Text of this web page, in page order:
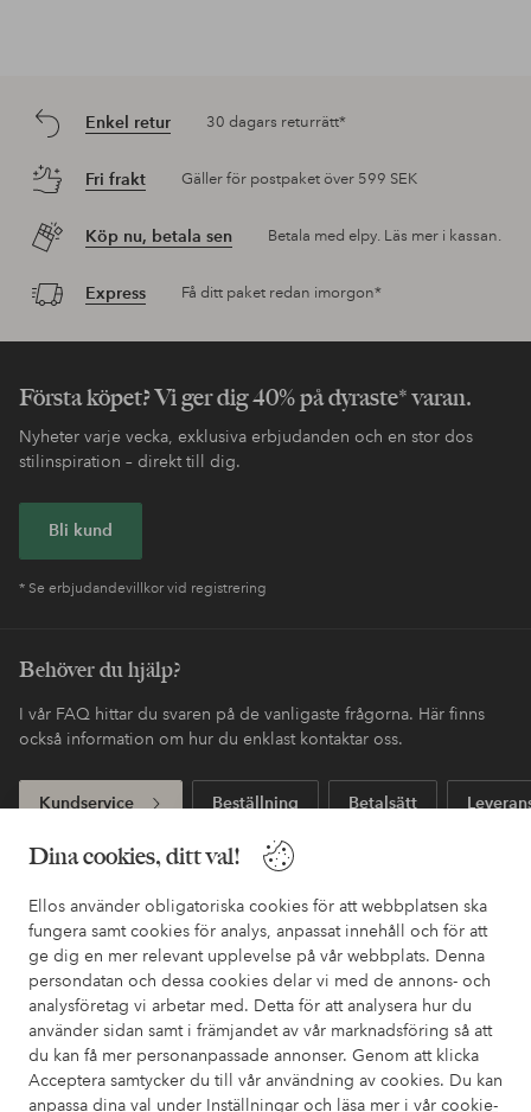
Dina cookies, ditt val!
Ellos använder obligatoriska cookies för att webbplatsen ska
fungera samt cookies för analys, anpassat innehåll och för att
ge dig en mer relevant upplevelse på vår webbplats. Denna
persondatan och dessa cookies delar vi med de annons- och
analysföretag vi arbetar med. Detta för att analysera hur du
använder sidan samt i främjandet av vår marknadsföring så att
du kan få mer personanpassade annonser. Genom att klicka
Acceptera samtycker du till vår användning av cookies. Du kan
anpassa dina val under Inställningar och läsa mer i vår cookie-
Enkel retur 30 dagars returrätt*
Fri frakt Gäller för postpaket över 599 SEK
Köp nu, betala sen Betala med elpy. Läs mer i kassan.
Express Få ditt paket redan imorgon*
Första köpet? Vi ger dig 40% på dyraste* varan.
Nyheter varje vecka, exklusiva erbjudanden och en stor dos
stilinspiration – direkt till dig.
Bli kund
* Se erbjudandevillkor vid registrering
Behöver du hjälp?
I vår FAQ hittar du svaren på de vanligaste frågorna. Här finns
också information om hur du enklast kontaktar oss.
Kundservice Beställning Betalsätt
Mina sidor
Om Ellos
Våra tjänster
Villkor